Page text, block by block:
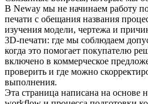
В Neway мы не начинаем работу
печати с обещания названия
изучения модели, чертежа и
3D-печати: где мы соблюдаем
когда это помогает покупателю
включено в коммерческое
проверить и где можно
выполнения.
Эта страница написана на основе